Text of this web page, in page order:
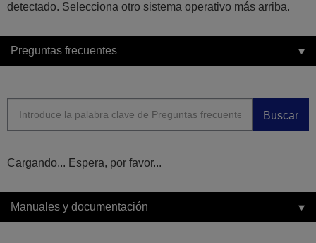
detectado. Selecciona otro sistema operativo más arriba.
Preguntas frecuentes
Buscar
Cargando... Espera, por favor...
Manuales y documentación